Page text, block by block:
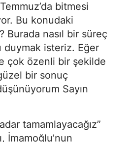
bitmesi
Bu konudaki
Burada nasıl bir süreç
isteriz. Eğer
çok özenli bir şekilde
bir sonuç
Sayın
tamamlayacağız”
İmamoğlu’nun